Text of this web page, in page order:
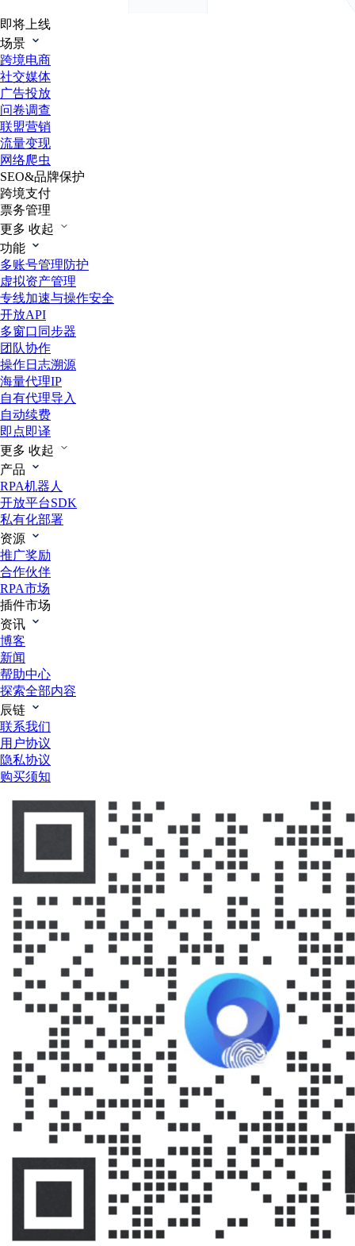
即将上线
场景
跨境电商
社交媒体
广告投放
问卷调查
联盟营销
流量变现
网络爬虫
SEO&品牌保护
跨境支付
票务管理
更多 收起
功能
多账号管理防护
虚拟资产管理
专线加速与操作安全
开放API
多窗口同步器
团队协作
操作日志溯源
海量代理IP
自有代理导入
自动续费
即点即译
更多 收起
产品
RPA机器人
开放平台SDK
私有化部署
资源
推广奖励
合作伙伴
RPA市场
插件市场
资讯
博客
新闻
帮助中心
探索全部内容
辰链
联系我们
用户协议
隐私协议
购买须知